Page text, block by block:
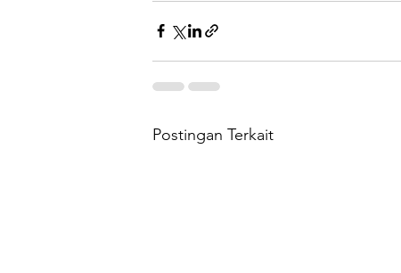
Postingan Terkait